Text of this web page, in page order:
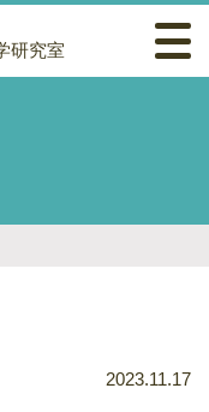
研究室
2023.11.17